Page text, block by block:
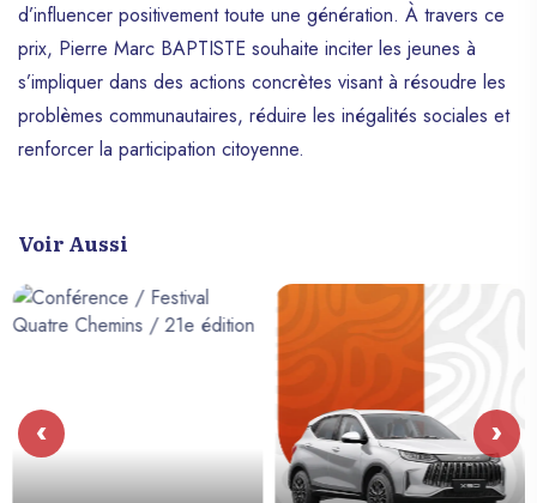
d’influencer positivement toute une génération. À travers ce
prix, Pierre Marc BAPTISTE souhaite inciter les jeunes à
s’impliquer dans des actions concrètes visant à résoudre les
problèmes communautaires, réduire les inégalités sociales et
renforcer la participation citoyenne.
Voir Aussi
‹ ›